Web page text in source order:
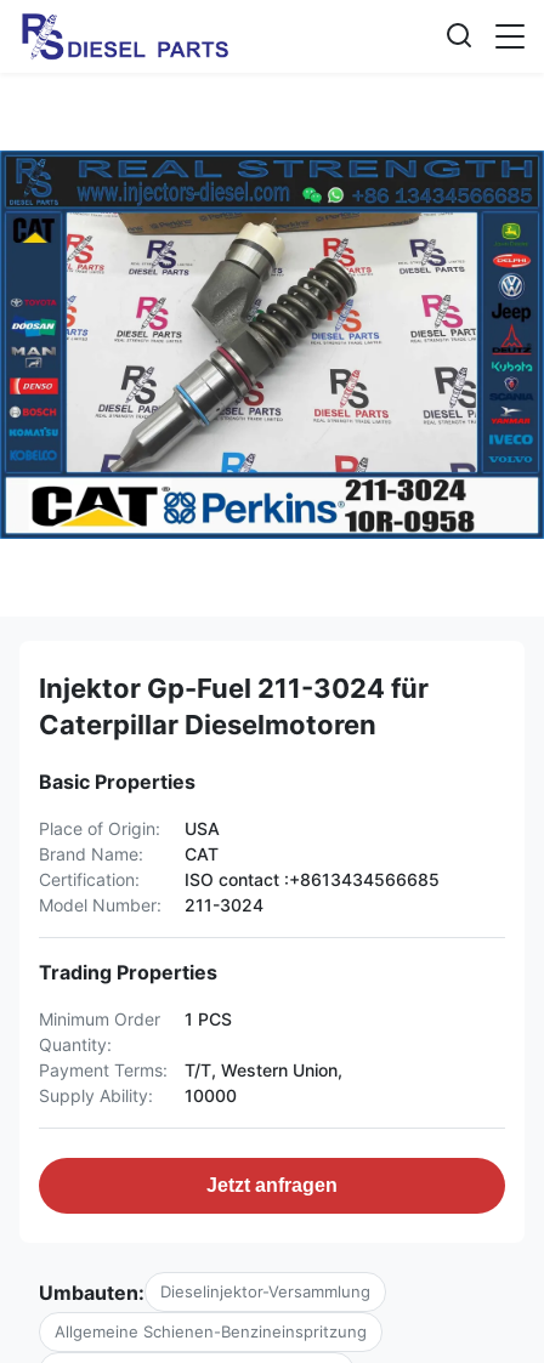
Injektor Gp-Fuel 211-3024 für
Caterpillar Dieselmotoren
Basic Properties
Place of Origin:
USA
Brand Name:
CAT
Certification:
ISO contact :+8613434566685
Model Number:
211-3024
Trading Properties
Minimum Order
Quantity:
1 PCS
Payment Terms:
T/T, Western Union,
Supply Ability:
10000
Jetzt anfragen
Umbauten: Dieselinjektor-Versammlung
Allgemeine Schienen-Benzineinspritzung